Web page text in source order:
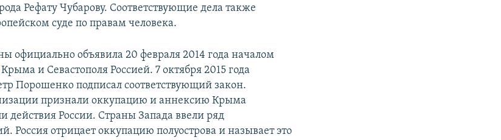
Рефату Чубарову. Соответствующие дела также
суде по правам человека.
официально объявила 20 февраля 2014 года началом
и Севастополя Россией. 7 октября 2015 года
Порошенко подписал соответствующий закон.
признали оккупацию и аннексию Крыма
действия России. Страны Запада ввели ряд
Россия отрицает оккупацию полуострова и называет это